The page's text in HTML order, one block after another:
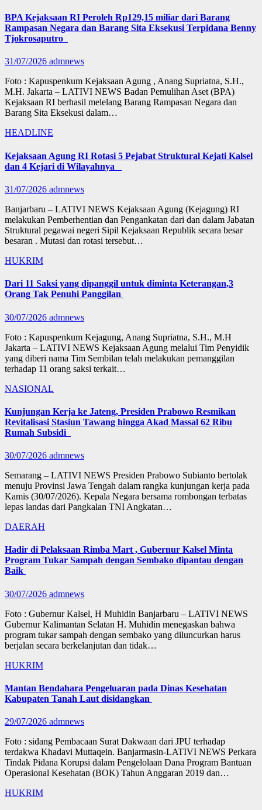
BPA Kejaksaan RI Peroleh Rp129,15 miliar dari Barang
Rampasan Negara dan Barang Sita Eksekusi Terpidana Benny
Tjokrosaputro
31/07/2026 admnews
Foto : Kapuspenkum Kejaksaan Agung , Anang Supriatna, S.H.,
M.H. Jakarta – LATIVI NEWS Badan Pemulihan Aset (BPA)
Kejaksaan RI berhasil melelang Barang Rampasan Negara dan
Barang Sita Eksekusi dalam…
HEADLINE
Kejaksaan Agung RI Rotasi 5 Pejabat Struktural Kejati Kalsel
dan 4 Kejari di Wilayahnya
31/07/2026 admnews
Banjarbaru – LATIVI NEWS Kejaksaan Agung (Kejagung) RI
melakukan Pemberhentian dan Pengankatan dari dan dalam Jabatan
Struktural pegawai negeri Sipil Kejaksaan Republik secara besar
besaran . Mutasi dan rotasi tersebut…
HUKRIM
Dari 11 Saksi yang dipanggil untuk diminta Keterangan,3
Orang Tak Penuhi Panggilan
30/07/2026 admnews
Foto : Kapuspenkum Kejagung, Anang Supriatna, S.H., M.H
Jakarta – LATIVI NEWS Kejaksaan Agung melalui Tim Penyidik
yang diberi nama Tim Sembilan telah melakukan pemanggilan
terhadap 11 orang saksi terkait…
NASIONAL
Kunjungan Kerja ke Jateng, Presiden Prabowo Resmikan
Revitalisasi Stasiun Tawang hingga Akad Massal 62 Ribu
Rumah Subsidi
30/07/2026 admnews
Semarang – LATIVI NEWS Presiden Prabowo Subianto bertolak
menuju Provinsi Jawa Tengah dalam rangka kunjungan kerja pada
Kamis (30/07/2026). Kepala Negara bersama rombongan terbatas
lepas landas dari Pangkalan TNI Angkatan…
DAERAH
Hadir di Pelaksaan Rimba Mart , Gubernur Kalsel Minta
Program Tukar Sampah dengan Sembako dipantau dengan
Baik
30/07/2026 admnews
Foto : Gubernur Kalsel, H Muhidin Banjarbaru – LATIVI NEWS
Gubernur Kalimantan Selatan H. Muhidin menegaskan bahwa
program tukar sampah dengan sembako yang diluncurkan harus
berjalan secara berkelanjutan dan tidak…
HUKRIM
Mantan Bendahara Pengeluaran pada Dinas Kesehatan
Kabupaten Tanah Laut disidangkan
29/07/2026 admnews
Foto : sidang Pembacaan Surat Dakwaan dari JPU terhadap
terdakwa Khadavi Muttaqein. Banjarmasin-LATIVI NEWS Perkara
Tindak Pidana Korupsi dalam Pengelolaan Dana Program Bantuan
Operasional Kesehatan (BOK) Tahun Anggaran 2019 dan…
HUKRIM